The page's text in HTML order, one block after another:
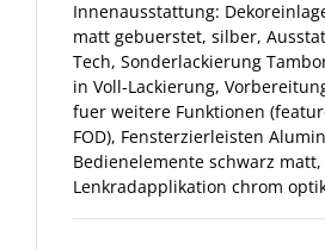
Innenausstattung:
matt gebuerstet, silber,
Tech, Sonderlackierung
in Voll-Lackierung,
fuer weitere Funktionen
FOD), Fensterzierleisten
Bedienelemente schwarz matt,
Lenkradapplikation chrom